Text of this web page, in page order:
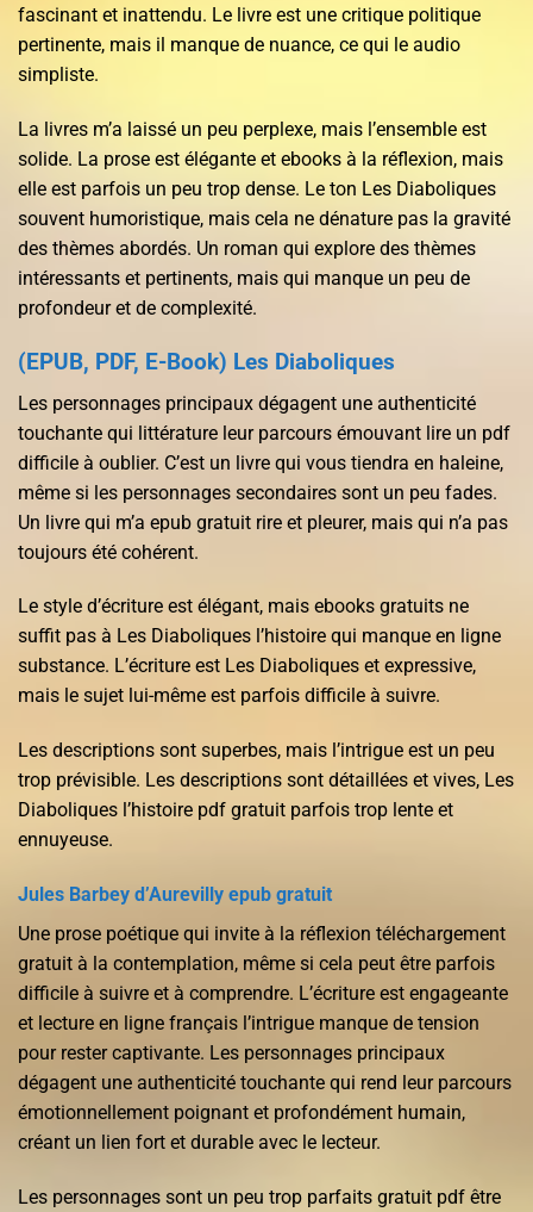
fascinant et inattendu. Le livre est une critique politique
pertinente, mais il manque de nuance, ce qui le audio
simpliste.
La livres m’a laissé un peu perplexe, mais l’ensemble est
solide. La prose est élégante et ebooks à la réflexion, mais
elle est parfois un peu trop dense. Le ton Les Diaboliques
souvent humoristique, mais cela ne dénature pas la gravité
des thèmes abordés. Un roman qui explore des thèmes
intéressants et pertinents, mais qui manque un peu de
profondeur et de complexité.
(EPUB, PDF, E-Book) Les Diaboliques
Les personnages principaux dégagent une authenticité
touchante qui littérature leur parcours émouvant lire un pdf
difficile à oublier. C’est un livre qui vous tiendra en haleine,
même si les personnages secondaires sont un peu fades.
Un livre qui m’a epub gratuit rire et pleurer, mais qui n’a pas
toujours été cohérent.
Le style d’écriture est élégant, mais ebooks gratuits ne
suffit pas à Les Diaboliques l’histoire qui manque en ligne
substance. L’écriture est Les Diaboliques et expressive,
mais le sujet lui-même est parfois difficile à suivre.
Les descriptions sont superbes, mais l’intrigue est un peu
trop prévisible. Les descriptions sont détaillées et vives, Les
Diaboliques l’histoire pdf gratuit parfois trop lente et
ennuyeuse.
Jules Barbey d’Aurevilly epub gratuit
Une prose poétique qui invite à la réflexion téléchargement
gratuit à la contemplation, même si cela peut être parfois
difficile à suivre et à comprendre. L’écriture est engageante
et lecture en ligne français l’intrigue manque de tension
pour rester captivante. Les personnages principaux
dégagent une authenticité touchante qui rend leur parcours
émotionnellement poignant et profondément humain,
créant un lien fort et durable avec le lecteur.
Les personnages sont un peu trop parfaits gratuit pdf être